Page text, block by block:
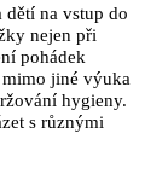
na vstup do
nejen při
pohádek
jiné výuka
hygieny.
s různými